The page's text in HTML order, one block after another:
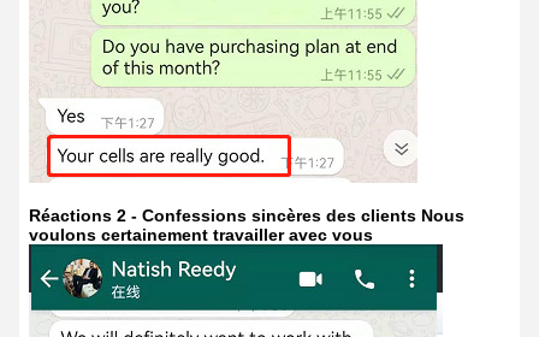
Réactions 2 - Confessions sincères des clients Nous
voulons certainement travailler avec vous